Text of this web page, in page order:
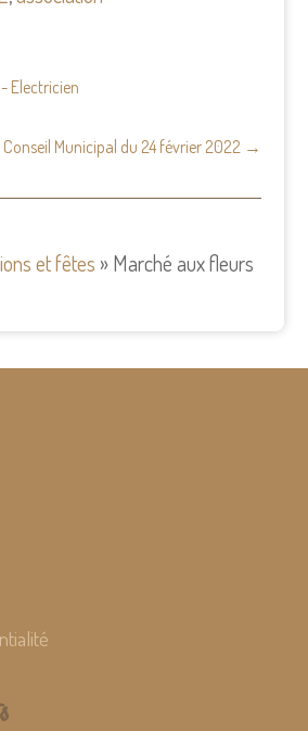
Electricien
Conseil Municipal du 24 février 2022 →
et fêtes »Marché aux fleurs